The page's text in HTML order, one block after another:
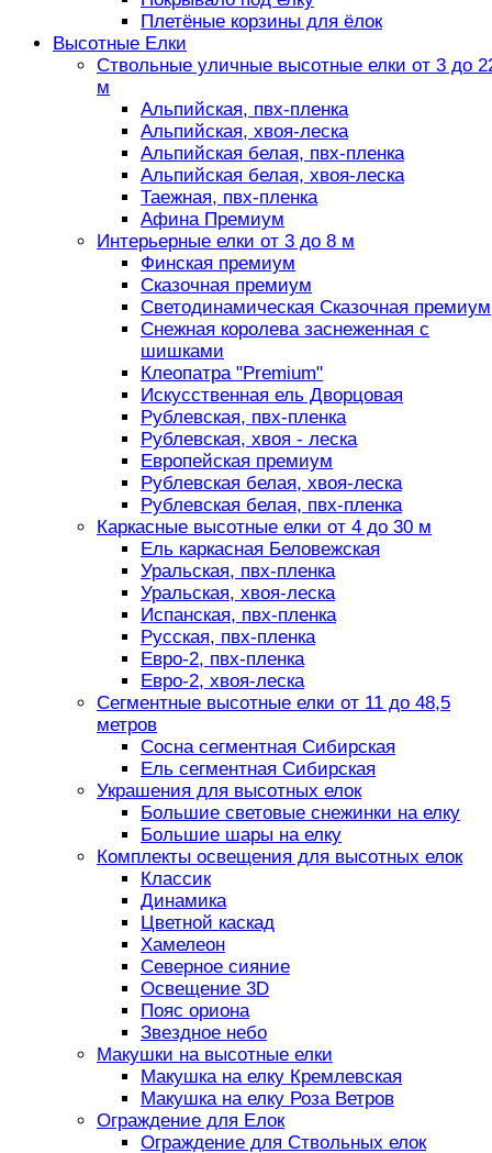
Плетёные корзины для ёлок
Высотные Елки
Ствольные уличные высотные елки от 3 до
м
Альпийская, пвх-пленка
Альпийская, хвоя-леска
Альпийская белая, пвх-пленка
Альпийская белая, хвоя-леска
Таежная, пвх-пленка
Афина Премиум
Интерьерные елки от 3 до 8 м
Финская премиум
Сказочная премиум
Светодинамическая Сказочная премиум
Снежная королева заснеженная с
шишками
Клеопатра "Premium"
Искусственная ель Дворцовая
Рублевская, пвх-пленка
Рублевская, хвоя - леска
Европейская премиум
Рублевская белая, хвоя-леска
Рублевская белая, пвх-пленка
Каркасные высотные елки от 4 до 30 м
Ель каркасная Беловежская
Уральская, пвх-пленка
Уральская, хвоя-леска
Испанская, пвх-пленка
Русская, пвх-пленка
Евро-2, пвх-пленка
Евро-2, хвоя-леска
Сегментные высотные елки от 11 до 48,5
метров
Сосна сегментная Сибирская
Ель сегментная Сибирская
Украшения для высотных елок
Большие световые снежинки на елку
Большие шары на елку
Комплекты освещения для высотных елок
Классик
Динамика
Цветной каскад
Хамелеон
Северное сияние
Освещение 3D
Пояс ориона
Звездное небо
Макушки на высотные елки
Макушка на елку Кремлевская
Макушка на елку Роза Ветров
Ограждение для Елок
Ограждение для Ствольных елок